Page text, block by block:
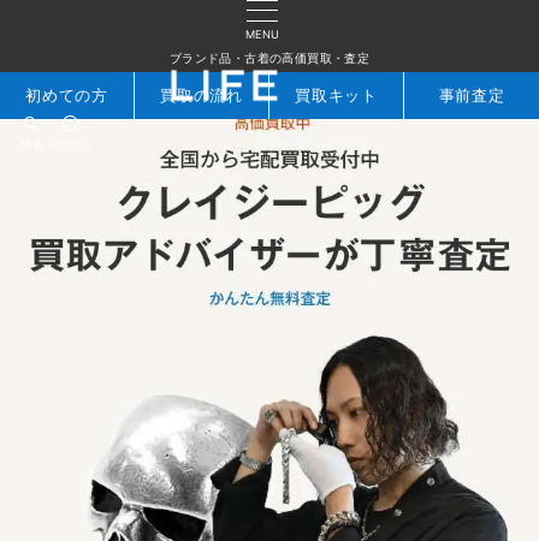
MENU
ブランド品・古着の高価買取・査定
初めての方 買取の流れ 買取キット 事前査定